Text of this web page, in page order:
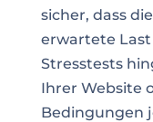
sicher, dass
erwartete
Stresstests
Ihrer Website
Bedingungen